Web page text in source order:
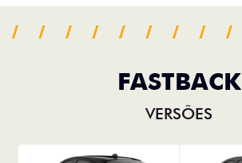
FASTBACK
VERSÕES